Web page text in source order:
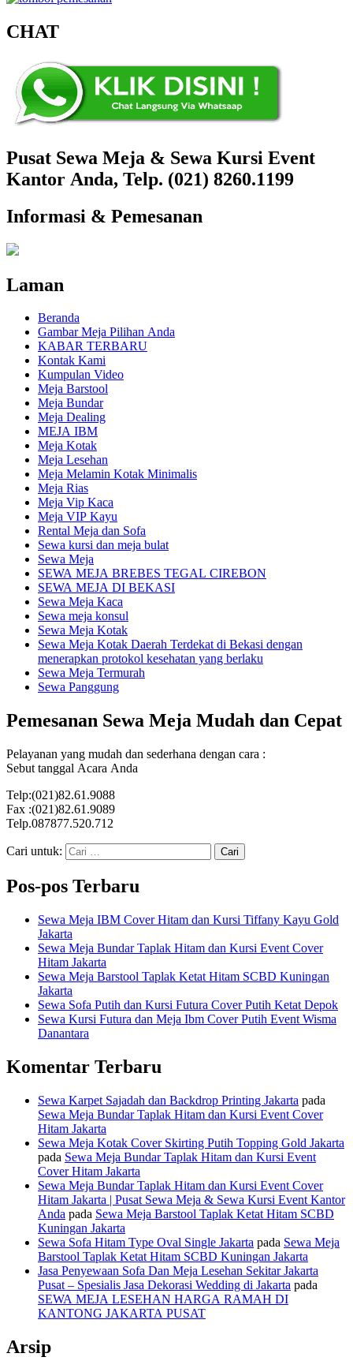
CHAT
Pusat Sewa Meja & Sewa Kursi Event
Kantor Anda, Telp. (021) 8260.1199
Informasi & Pemesanan
Laman
Beranda
Gambar Meja Pilihan Anda
KABAR TERBARU
Kontak Kami
Kumpulan Video
Meja Barstool
Meja Bundar
Meja Dealing
MEJA IBM
Meja Kotak
Meja Lesehan
Meja Melamin Kotak Minimalis
Meja Rias
Meja Vip Kaca
Meja VIP Kayu
Rental Meja dan Sofa
Sewa kursi dan meja bulat
Sewa Meja
SEWA MEJA BREBES TEGAL CIREBON
SEWA MEJA DI BEKASI
Sewa Meja Kaca
Sewa meja konsul
Sewa Meja Kotak
Sewa Meja Kotak Daerah Terdekat di Bekasi dengan
menerapkan protokol kesehatan yang berlaku
Sewa Meja Termurah
Sewa Panggung
Pemesanan Sewa Meja Mudah dan Cepat
Pelayanan yang mudah dan sederhana dengan cara :
Sebut tanggal Acara Anda
Telp:(021)82.61.9088
Fax :(021)82.61.9089
Telp.087877.520.712
Cari untuk:
Pos-pos Terbaru
Sewa Meja IBM Cover Hitam dan Kursi Tiffany Kayu Gold
Jakarta
Sewa Meja Bundar Taplak Hitam dan Kursi Event Cover
Hitam Jakarta
Sewa Meja Barstool Taplak Ketat Hitam SCBD Kuningan
Jakarta
Sewa Sofa Putih dan Kursi Futura Cover Putih Ketat Depok
Sewa Kursi Futura dan Meja Ibm Cover Putih Event Wisma
Danantara
Komentar Terbaru
Sewa Karpet Sajadah dan Backdrop Printing Jakarta pada
Sewa Meja Bundar Taplak Hitam dan Kursi Event Cover
Hitam Jakarta
Sewa Meja Kotak Cover Skirting Putih Topping Gold Jakarta
pada Sewa Meja Bundar Taplak Hitam dan Kursi Event
Cover Hitam Jakarta
Sewa Meja Bundar Taplak Hitam dan Kursi Event Cover
Hitam Jakarta | Pusat Sewa Meja & Sewa Kursi Event Kantor
Anda pada Sewa Meja Barstool Taplak Ketat Hitam SCBD
Kuningan Jakarta
Sewa Sofa Hitam Type Oval Single Jakarta pada Sewa Meja
Barstool Taplak Ketat Hitam SCBD Kuningan Jakarta
Jasa Penyewaan Sofa Dan Meja Lesehan Sekitar Jakarta
Pusat – Spesialis Jasa Dekorasi Wedding di Jakarta pada
SEWA MEJA LESEHAN HARGA RAMAH DI
KANTONG JAKARTA PUSAT
Arsip